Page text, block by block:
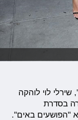
לוי לוהקה
בסדרת
של קשת 12 שתיקרא "הפושעים באים".